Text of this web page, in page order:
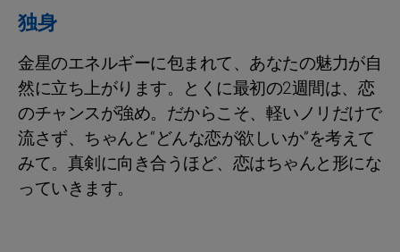
独身
金星のエネルギーに包まれて、あなたの魅力が自
然に立ち上がります。とくに最初の2週間は、恋
のチャンスが強め。だからこそ、軽いノリだけで
流さず、ちゃんと“どんな恋が欲しいか”を考えて
みて。真剣に向き合うほど、恋はちゃんと形にな
っていきます。